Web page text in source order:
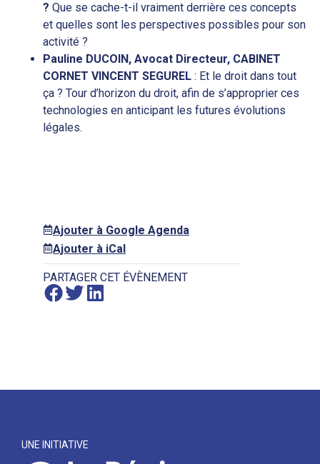
? Que se cache-t-il vraiment derrière ces concepts
et quelles sont les perspectives possibles pour son
activité ?
Pauline DUCOIN, Avocat Directeur, CABINET
CORNET VINCENT SEGUREL : Et le droit dans tout
ça ? Tour d’horizon du droit, afin de s’approprier ces
technologies en anticipant les futures évolutions
légales.
Ajouter à Google Agenda
Ajouter à iCal
PARTAGER CET ÉVÈNEMENT
UNE INITIATIVE